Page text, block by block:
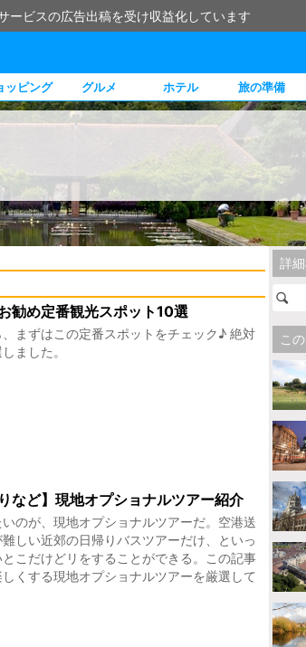
ービスの広告出稿を受け収益化しています
ッピング グルメ ホテル 旅の準備
詳
こ
勧め定番観光スポット10選
まずはこの定番スポットをチェック♪ 絶対
ました。
など】現地オプショナルツアー紹介
のが、現地オプショナルツアーだ。空港送
しい近郊の日帰りバスツアーだけ、といっ
こだけどリをすることができる。この記事
くする現地オプショナルツアーを厳選して